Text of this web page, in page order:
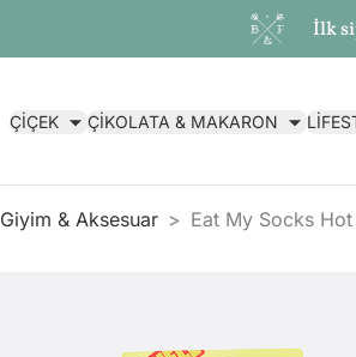
İlk
ÇİÇEK ÇİKOLATA & MAKARON
Giyim & Aksesuar Eat My Socks